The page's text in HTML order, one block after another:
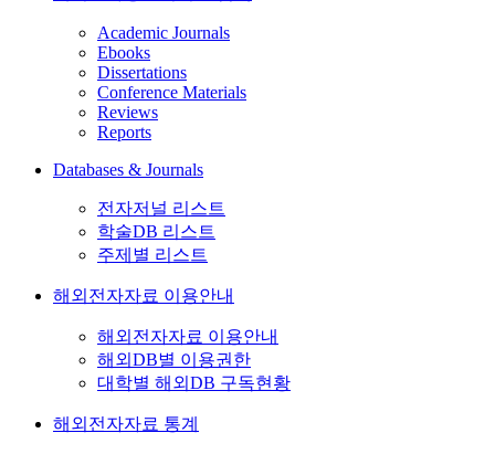
Academic Journals
Ebooks
Dissertations
Conference Materials
Reviews
Reports
Databases & Journals
전자저널 리스트
학술DB 리스트
주제별 리스트
해외전자자료 이용안내
해외전자자료 이용안내
해외DB별 이용권한
대학별 해외DB 구독현황
해외전자자료 통계